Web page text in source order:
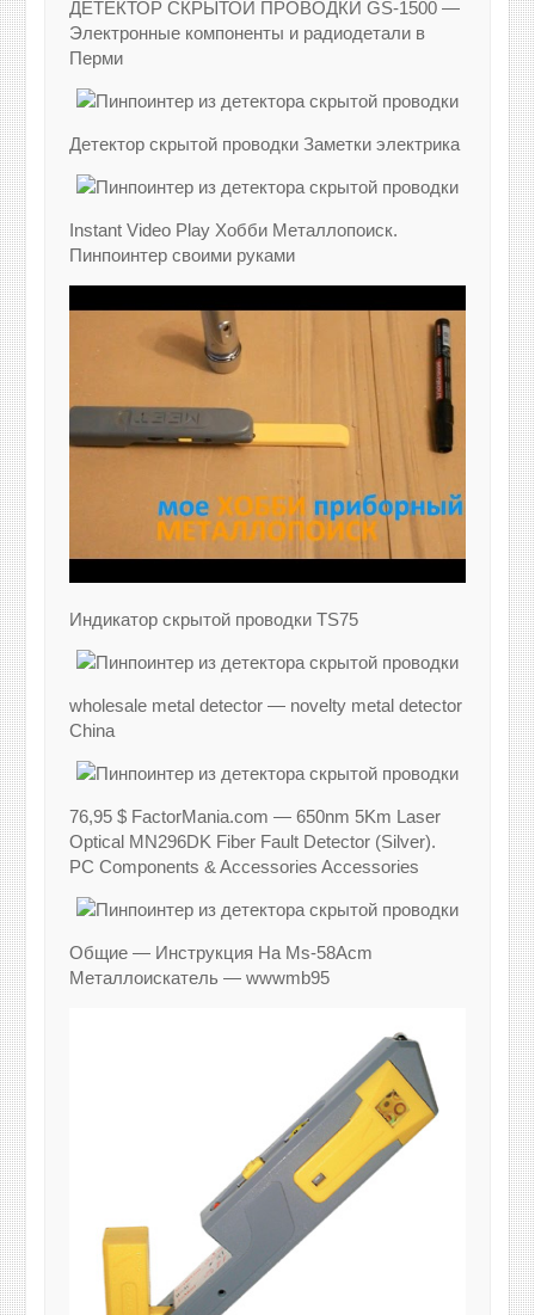
ДЕТЕКТОР СКРЫТОЙ ПРОВОДКИ GS-1500 —
Электронные компоненты и радиодетали в
Перми
Детектор скрытой проводки Заметки электрика
Instant Video Play Хобби Металлопоиск.
Пинпоинтер своими руками
Индикатор скрытой проводки TS75
wholesale metal detector — novelty metal detector
China
76,95 $ FactorMania.com — 650nm 5Km Laser
Optical MN296DK Fiber Fault Detector (Silver).
PC Components & Accessories Accessories
Общие — Инструкция На Ms-58Acm
Металлоискатель — wwwmb95